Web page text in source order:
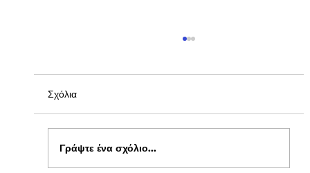
Σχόλια
Γράψτε ένα σχόλιο...